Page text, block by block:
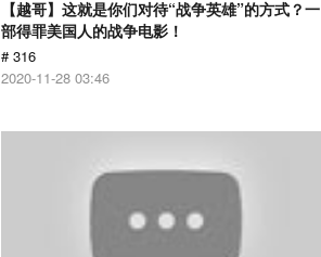
【越哥】这就是你们对待“战争英雄”的方式？一
部得罪美国人的战争电影！
# 316
2020-11-28 03:46